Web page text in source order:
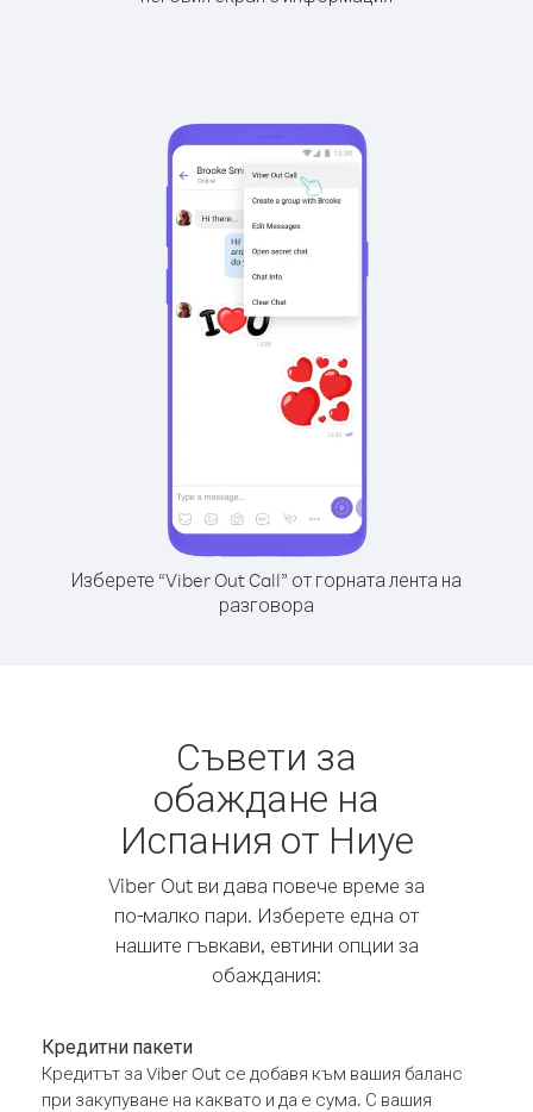
Изберете “Viber Out Call” от горната лента на
разговора
Съвети за
обаждане на
Испания от Ниуе
Viber Out ви дава повече време за
по-малко пари. Изберете една от
нашите гъвкави, евтини опции за
обаждания:
Кредитни пакети
Кредитът за Viber Out се добавя към вашия баланс
при закупуване на каквато и да е сума. С вашия